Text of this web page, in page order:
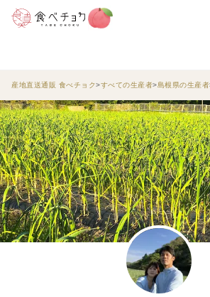
産地直送通販 食べチョク すべての生産者 島根県の生産者